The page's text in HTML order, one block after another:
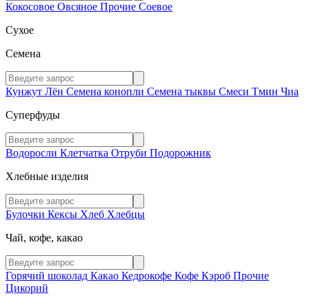
Кокосовое Овсяное Прочие Соевое
Сухое
Семена
Кунжут Лён Семена конопли Семена тыквы Смеси Тмин Чиа
Суперфуды
Водоросли Клетчатка Отруби Подорожник
Хлебные изделия
Булочки Кексы Хлеб Хлебцы
Чай, кофе, какао
Горячий шоколад Какао Кедрокофе Кофе Кэроб Прочие
Цикорий